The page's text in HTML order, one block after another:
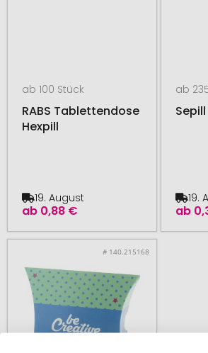
ab 100 Stück
RABS Tablettendose
Hexpill
ab 0,88 €
19. August
ab
ab
19.
# 140.215168